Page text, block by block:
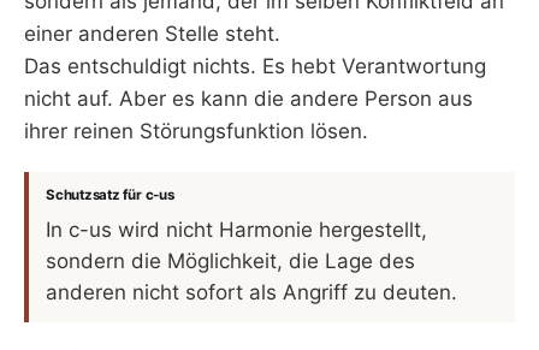
einer anderen Stelle steht.
Das entschuldigt nichts. Es hebt Verantwortung
nicht auf. Aber es kann die andere Person aus
ihrer reinen Störungsfunktion lösen.
Schutzsatz für c-us
In c-us wird nicht Harmonie hergestellt,
sondern die Möglichkeit, die Lage des
anderen nicht sofort als Angriff zu deuten.